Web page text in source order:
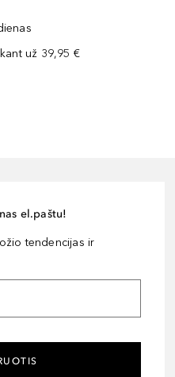
už 39,95 €
el.paštu!
tendencijas ir